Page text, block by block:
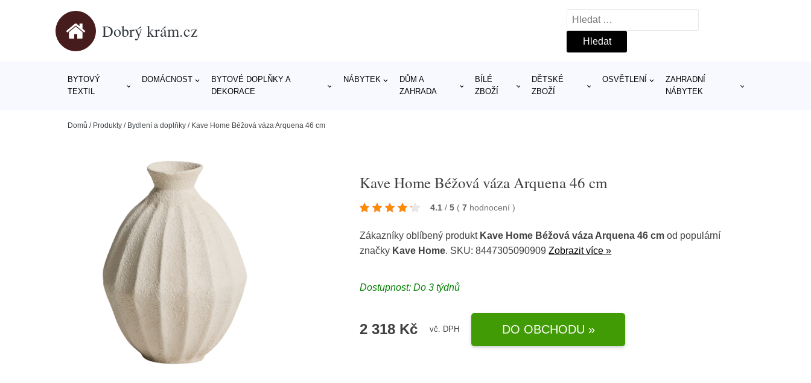
Dobrý krám.cz
Vyhledávání
BYTOVÝ
TEXTIL
DOMÁCNOST
BYTOVÉ DOPLŇKY A
DEKORACE
NÁBYTEK
DŮM A
ZAHRADA
BÍLÉ
ZBOŽÍ
DĚTSKÉ
ZBOŽÍ
OSVĚTLENÍ
ZAHRADNÍ
NÁBYTEK
Domů / Produkty / Bydlení a doplňky / Kave Home Béžová váza Arquena 46 cm
Kave Home Béžová váza Arquena 46 cm
4.1 / 5 ( 7 hodnocení)
Zákazníky oblíbený produkt Kave Home Béžová váza Arquena 46 cm od populární
značky Kave Home. SKU: 8447305090909Zobrazit více »
Dostupnost: Do 3 týdnů
2 318 Kč vč. DPH DO OBCHODU »